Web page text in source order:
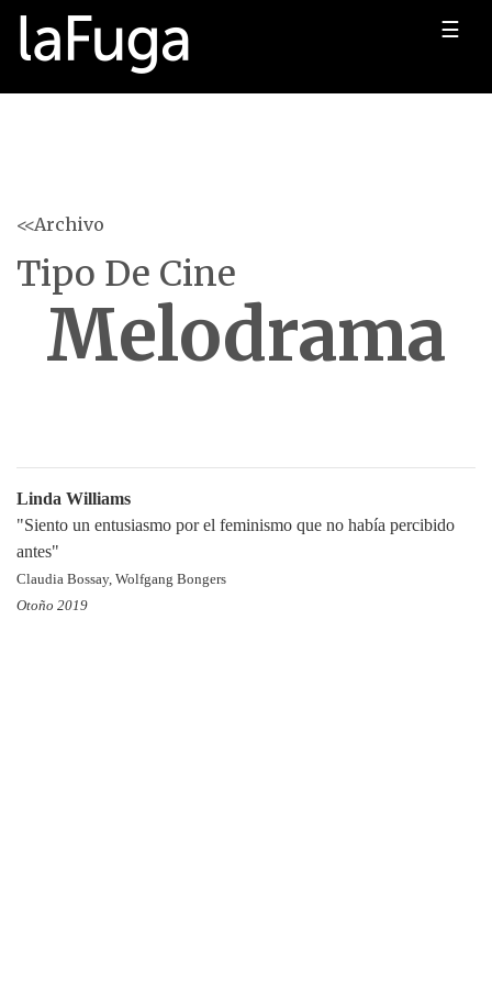
☰
<<Archivo
Tipo De Cine
Melodrama
Linda Williams
"Siento un entusiasmo por el feminismo que no había percibido
antes"
Claudia Bossay, Wolfgang Bongers
Otoño 2019